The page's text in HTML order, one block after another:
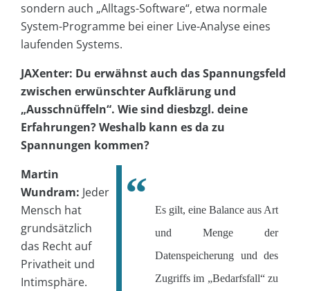
sondern auch „Alltags-Software“, etwa normale
System-Programme bei einer Live-Analyse eines
laufenden Systems.
JAXenter: Du erwähnst auch das Spannungsfeld
zwischen erwünschter Aufklärung und
„Ausschnüffeln“. Wie sind diesbzgl. deine
Erfahrungen? Weshalb kann es da zu
Spannungen kommen?
Es gilt, eine Balance aus Art
und Menge der
Datenspeicherung und des
Zugriffs im „Bedarfsfall“ zu
Martin
Wundram: Jeder
Mensch hat
grundsätzlich
das Recht auf
Privatheit und
Intimsphäre.